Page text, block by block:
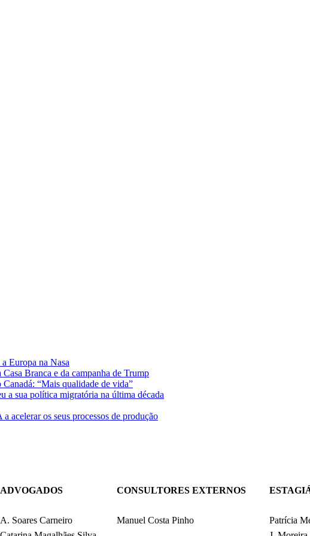
Europa na Nasa
Branca e da campanha de Trump
“Mais qualidade de vida”
a sua política migratória na última década
acelerar os seus processos de produção
ADVOGADOS CONSULTORES EXTERNOS
A. Soares Carneiro Manuel Costa Pinho
Patrícia